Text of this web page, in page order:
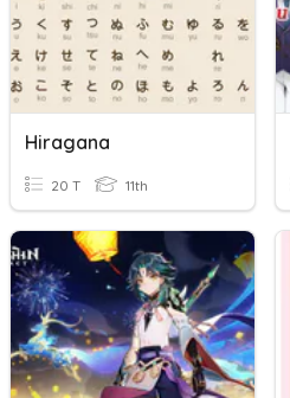
Hiragana
20 T 11th